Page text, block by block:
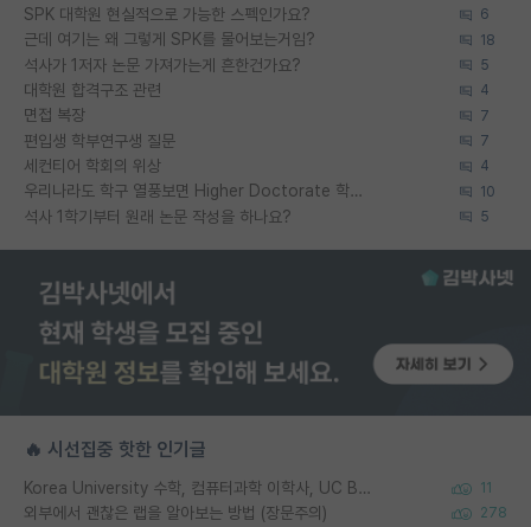
SPK 대학원 현실적으로 가능한 스펙인가요? 6
근데 여기는 왜 그렇게 SPK를 물어보는거임? 18
석사가 1저자 논문 가져가는게 흔한건가요? 5
대학원 합격구조 관련 4
면접 복장 7
편입생 학부연구생 질문 7
세컨티어 학회의 위상 4
우리나라도 학구 열풍보면 Higher Doctorate 학위가 필요하다고 봅니다. 10
석사 1학기부터 원래 논문 작성을 하나요? 5
🔥 시선집중 핫한 인기글
Korea University 수학, 컴퓨터과학 이학사, UC Berkeley 산업공학 대학원 공학박사가 되는 것은 쉽지 않겠죠? 11
외부에서 괜찮은 랩을 알아보는 방법 (장문주의) 278